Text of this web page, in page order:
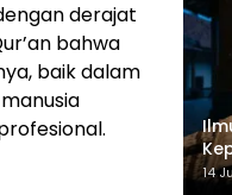
derajat
bahwa
baik dalam
14